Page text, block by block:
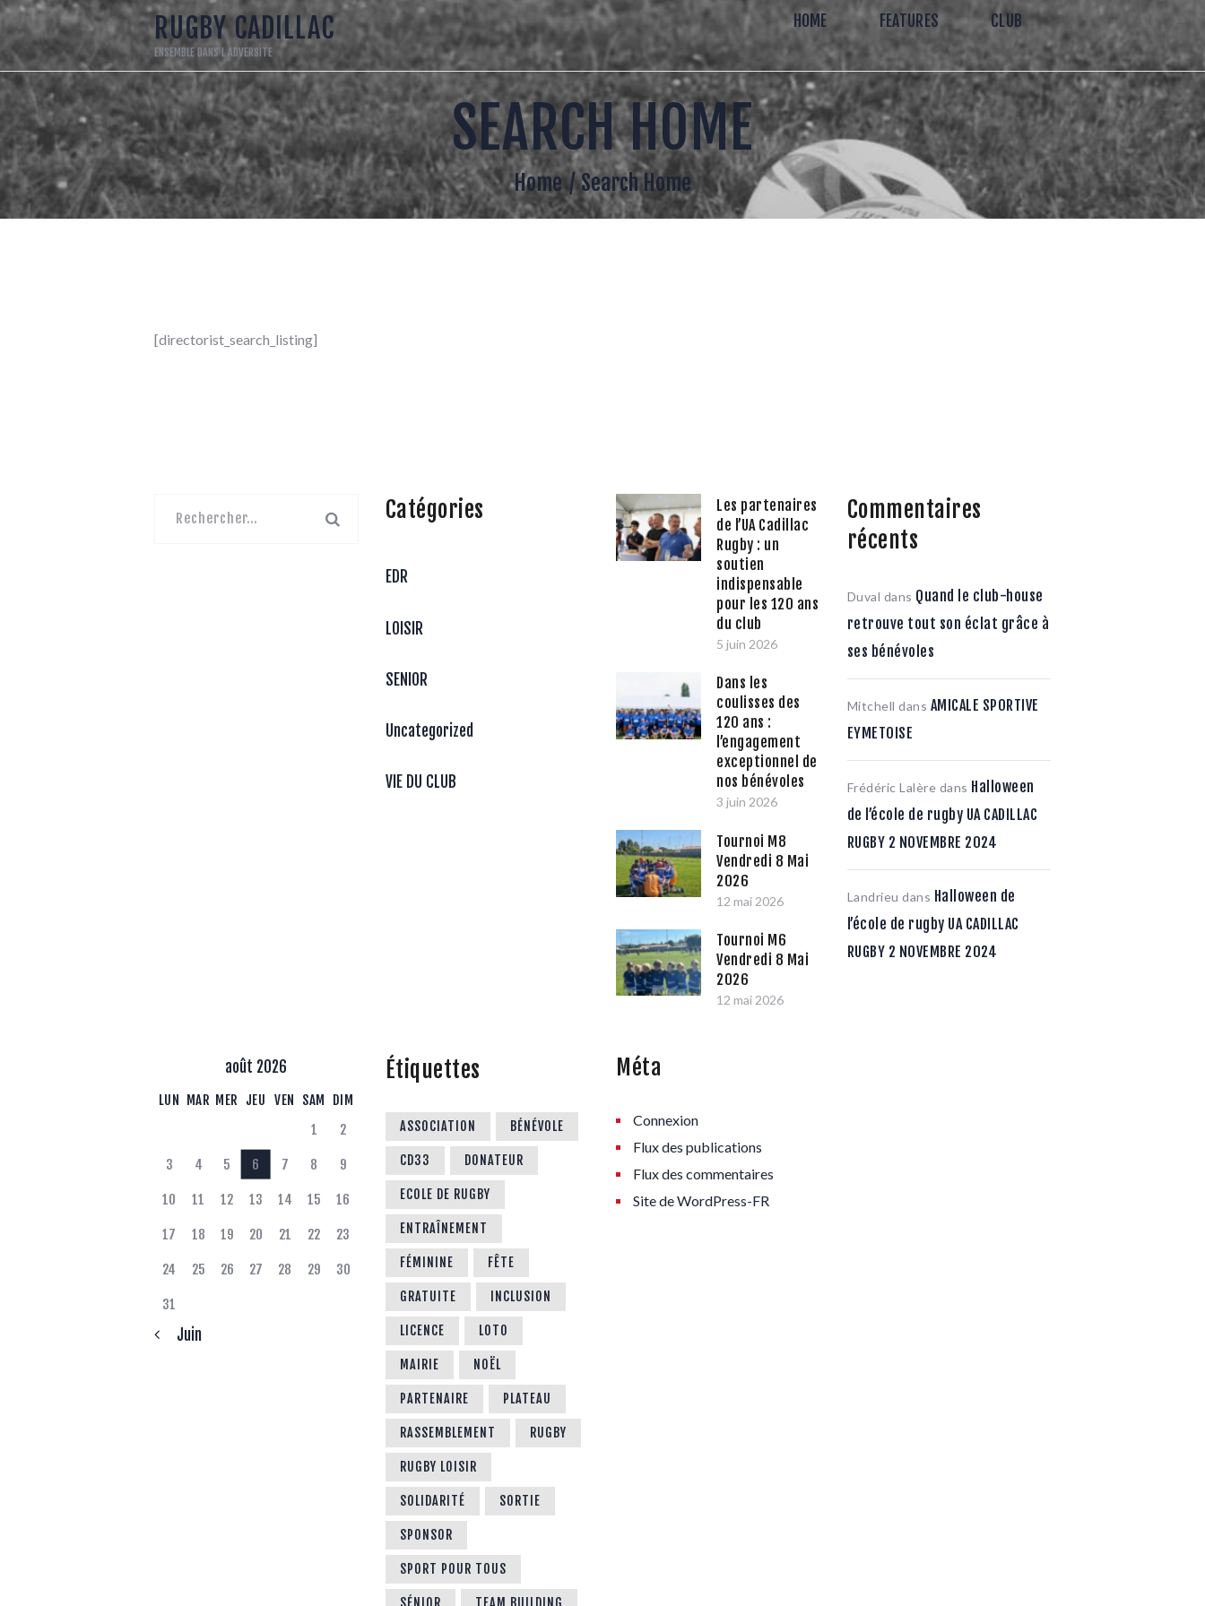
RUGBY CADILLAC
ENSEMBLE DANS L ADVERSITE
HOME FEATURES CLUB
SEARCH HOME
Home Search Home
RUGBY CADILLAC
ENSEMBLE DANS L ADVERSITE
ACCUEIL
120 ANS
LE CLUB
ECOLE DE RUGBY
SENIORS
[directorist_search_listing]
Rechercher : Catégories
EDR
LOISIR
SENIOR
Uncategorized
VIE DU CLUB
Les partenaires
de l’UA Cadillac
Rugby : un
soutien
indispensable
pour les 120 ans
du club
5 juin 2026
Dans les
coulisses des
120 ans :
l’engagement
exceptionnel de
nos bénévoles
3 juin 2026
Tournoi M8
Vendredi 8 Mai
2026
12 mai 2026
Tournoi M6
Vendredi 8 Mai
2026
12 mai 2026
Commentaires
récents
Duval dans Quand le club-house
retrouve tout son éclat grâce à
ses bénévoles
Mitchell dans AMICALE SPORTIVE
EYMETOISE
Frédéric Lalère dans Halloween
de l’école de rugby UA CADILLAC
RUGBY 2 NOVEMBRE 2024
Landrieu dans Halloween de
l’école de rugby UA CADILLAC
RUGBY 2 NOVEMBRE 2024
août 2026
LUN MAR MER JEU VEN SAM DIM
1
2
3 4 5 6 7 8 9
10 11 12 13 14 15 16
17 18 19 20 21 22 23
24 25 26 27 28 29 30
31
« Juin
Étiquettes
ASSOCIATION BÉNÉVOLE
CD33 DONATEUR
ECOLE DE RUGBY
ENTRAÎNEMENT
FÉMININE FÊTE
GRATUITE INCLUSION
LICENCE LOTO
MAIRIE NOËL
PARTENAIRE PLATEAU
RASSEMBLEMENT RUGBY
RUGBY LOISIR
SOLIDARITÉ SORTIE
SPONSOR
SPORT POUR TOUS
SÉNIOR TEAM BUILDING
Méta
Connexion
Flux des publications
Flux des commentaires
Site de WordPress-FR